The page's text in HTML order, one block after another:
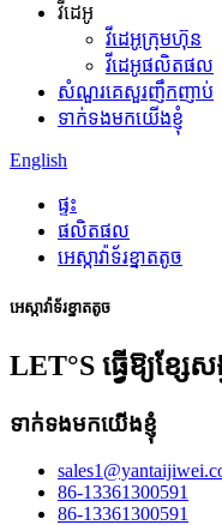
វីដេអូ
វីដេអូក្រុមហ៊ុន
វីដេអូផលិតផល
សំណួរគេសួរញឹកញាប់
ទាក់ទងមកយើងខ្ញុំ
English
ផ្ទះ
ផលិតផល
អេស្កាវ៉ាទ័រខ្នាតតូច
អេស្កាវ៉ាទ័រខ្នាតតូច
LET°S ធ្វើឱ្យខ្សែស
ទាក់ទងមកយើងខ្ញុំ
86-13361300591
86-13361300591